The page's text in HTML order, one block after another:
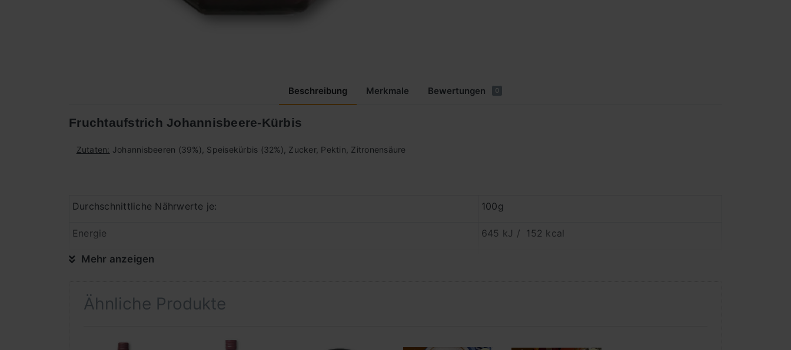
Beschreibung Merkmale Bewertungen 0
Fruchtaufstrich Johannisbeere-Kürbis
Zutaten: Johannisbeeren (39%), Speisekürbis (32%), Zucker, Pektin, Zitronensäure
Durchschnittliche Nährwerte je: 100g
Energie 645 kJ / 152 kcal
Fett
davon Zucker
Mehr anzeigen
Ähnliche Produkte